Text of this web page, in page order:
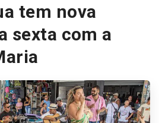
tem nova
sexta com a